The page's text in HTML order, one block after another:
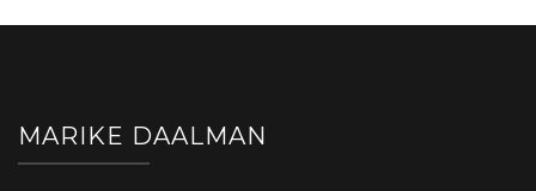
MARIKE DAALMAN